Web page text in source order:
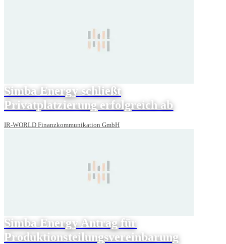
Simba Energy schließt
Privatplatzierung erfolgreich ab
IR-WORLD Finanzkommunikation GmbH
Simba Energy Antrag für
Produktionsteilungsvereinbarung